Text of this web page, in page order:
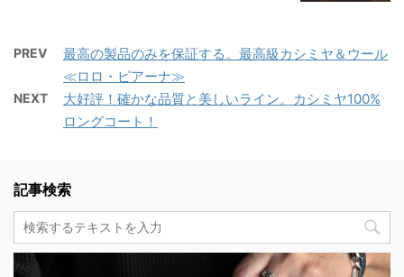
PREV
最高の製品のみを保証する。最高級カシミヤ＆ウール
≪ロロ・ピアーナ≫
NEXT
大好評！確かな品質と美しいライン。カシミヤ100%
ロングコート！
記事検索